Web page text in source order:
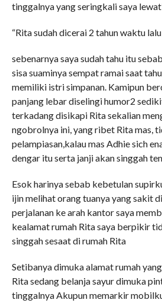
tinggalnya yang seringkali saya
“Rita sudah dicerai 2 tahun waktu
sebenarnya saya sudah tahu itu
sisa suaminya sempat ramai saat
memiliki istri simpanan. Kamipun
panjang lebar diselingi humor2
terkadang disikapi Rita sekalian
ngobrolnya ini, yang ribet Rita mas,
pelampiasan,kalau mas Adhie sich
dengar itu serta janji akan singgah
Esok harinya sebab kebetulan
ijin melihat orang tuanya yang sakit
perjalanan ke arah kantor saya
kealamat rumah Rita saya berpikir
singgah sesaat di rumah Rita
Setibanya dimuka alamat rumah
Rita sedang belanja sayur dimuka
tinggalnya Akupun memarkir